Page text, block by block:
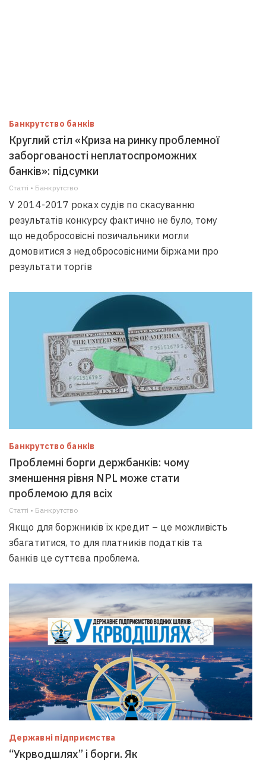
Банкрутство банків
Круглий стіл «Криза на ринку проблемної
заборгованості неплатоспроможних
банків»: підсумки
Статті • Банкрутство
У 2014-2017 роках судів по скасуванню
результатів конкурсу фактично не було, тому
що недобросовісні позичальники могли
домовитися з недобросовісними біржами про
результати торгів
Банкрутство банків
Проблемні борги держбанків: чому
зменшення рівня NPL може стати
проблемою для всіх
Статті • Банкрутство
Якщо для боржників їх кредит – це можливість
збагатитися, то для платників податків та
банків це суттєва проблема.
Державні підприємства
“Укрводшлях” і борги. Як